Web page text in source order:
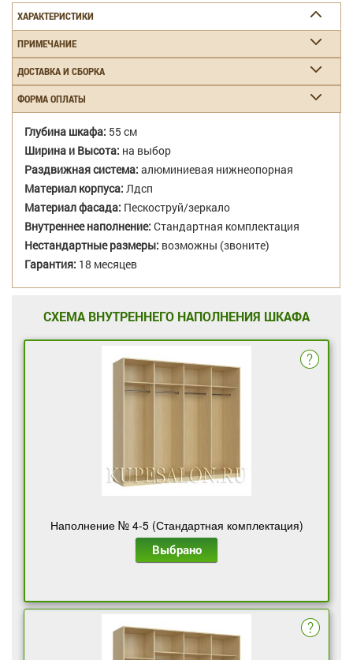
ХАРАКТЕРИСТИКИ
ПРИМЕЧАНИЕ
ДОСТАВКА И СБОРКА
ФОРМА ОПЛАТЫ
Глубина шкафа: 55 см
Ширина и Высота: на выбор
Раздвижная система: алюминиевая нижнеопорная
Материал корпуса: Лдсп
Материал фасада: Пескоструй/зеркало
Внутреннее наполнение: Стандартная комплектация
Нестандартные размеры: возможны (звоните)
Гарантия: 18 месяцев
СХЕМА ВНУТРЕННЕГО НАПОЛНЕНИЯ ШКАФА
Наполнение № 4-5 (Стандартная комплектация)
Выбрано